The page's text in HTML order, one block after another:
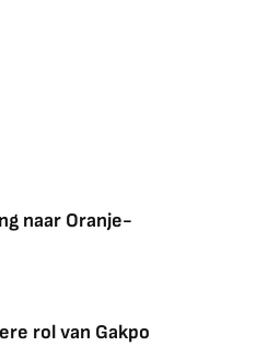
naar Oranje-
rol van Gakpo